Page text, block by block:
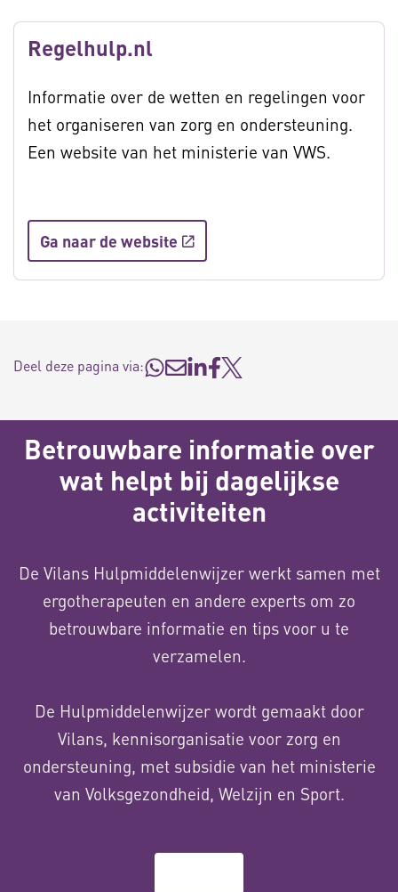
Regelhulp.nl
Informatie over de wetten en regelingen voor
het organiseren van zorg en ondersteuning.
Een website van het ministerie van VWS.
Ga naar de website
Deel deze pagina via:
Betrouwbare informatie over
wat helpt bij dagelijkse
activiteiten
De Vilans Hulpmiddelenwijzer werkt samen met
ergotherapeuten en andere experts om zo
betrouwbare informatie en tips voor u te
verzamelen.
De Hulpmiddelenwijzer wordt gemaakt door
Vilans, kennisorganisatie voor zorg en
ondersteuning, met subsidie van het ministerie
van Volksgezondheid, Welzijn en Sport.